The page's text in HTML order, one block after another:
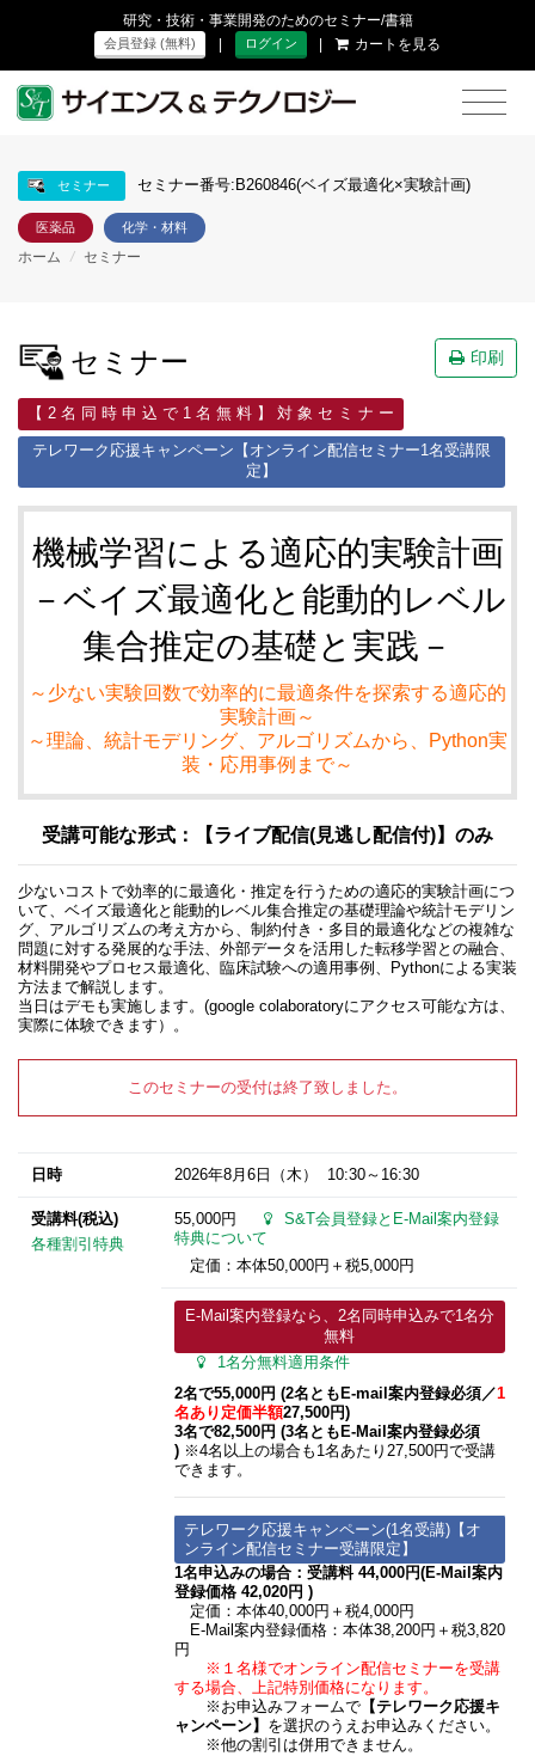
研究・技術・事業開発のためのセミナー/書籍
会員登録 (無料) | ログイン | カートを見る
セミナー セミナー番号:B260846(ベイズ最適化×実験計画)
医薬品 化学・材料
ホーム / セミナー
セミナー 印刷
【 2 名 同 時 申 込 で 1 名 無 料 】 対 象 セ ミ ナ ー
テレワーク応援キャンペーン【オンライン配信セミナー1名受講限
定】
機械学習による適応的実験計画
－ベイズ最適化と能動的レベル
集合推定の基礎と実践－
～少ない実験回数で効率的に最適条件を探索する適応的
実験計画～
～理論、統計モデリング、アルゴリズムから、Python実
装・応用事例まで～
受講可能な形式：【ライブ配信(見逃し配信付)】のみ
少ないコストで効率的に最適化・推定を行うための適応的実験計画につ
いて、ベイズ最適化と能動的レベル集合推定の基礎理論や統計モデリン
グ、アルゴリズムの考え方から、制約付き・多目的最適化などの複雑な
問題に対する発展的な手法、外部データを活用した転移学習との融合、
材料開発やプロセス最適化、臨床試験への適用事例、Pythonによる実装
方法まで解説します。
当日はデモも実施します。(google colaboratoryにアクセス可能な方は、
実際に体験できます）。
このセミナーの受付は終了致しました。
日時 2026年8月6日 （木） 10:30～16:30
受講料(税込)
各種割引特典
55,000円
S&T会員登録とE-Mail案内登録
特典について
定価：本体50,000円＋税5,000円
E-Mail案内登録なら、2名同時申込みで1名分
無料
1名分無料適用条件
2名で55,000円 (2名ともE-mail案内登録必須​／1
名あり定価半額27,500円)
3名で82,500円 (3名ともE-Mail案内登録必須​
) ※4名以上の場合も1名あたり27,500円で受講
できます。
テレワーク応援キャンペーン(1名受講)【オ
ンライン配信セミナー受講限定】
1名申込みの場合：受講料 44,000円(E-Mail案内
登録価格 42,020円 )
定価：本体40,000円＋税4,000円
E-Mail案内登録価格：本体38,200円＋税3,820
円
※１名様でオンライン配信セミナーを受講
する場合、上記特別価格になります。
※お申込みフォームで【テレワーク応援キ
ャンペーン】
を選択のうえお申込みください。
※他の割引は併用できません。